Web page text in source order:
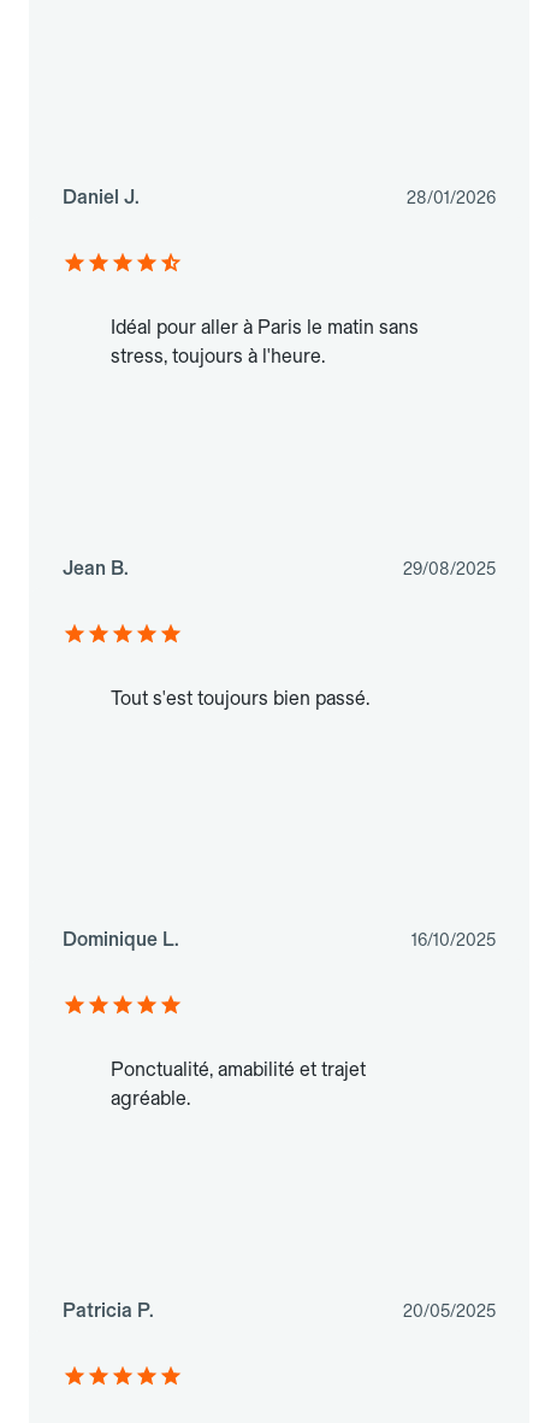
Daniel J. 28/01/2026
Idéal pour aller à Paris le matin sans
stress, toujours à l'heure.
Jean B. 29/08/2025
Tout s'est toujours bien passé.
Dominique L. 16/10/2025
Ponctualité, amabilité et trajet
agréable.
Patricia P. 20/05/2025